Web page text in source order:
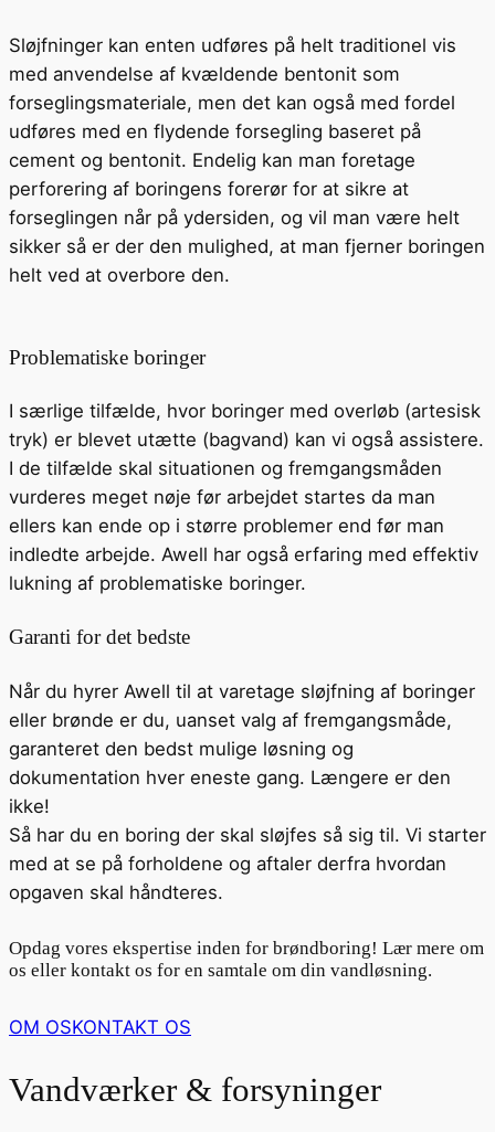
Sløjfninger kan enten udføres på helt traditionel vis
med anvendelse af kvældende bentonit som
forseglingsmateriale, men det kan også med fordel
udføres med en flydende forsegling baseret på
cement og bentonit. Endelig kan man foretage
perforering af boringens forerør for at sikre at
forseglingen når på ydersiden, og vil man være helt
sikker så er der den mulighed, at man fjerner boringen
helt ved at overbore den.
Problematiske boringer
I særlige tilfælde, hvor boringer med overløb (artesisk
tryk) er blevet utætte (bagvand) kan vi også assistere.
I de tilfælde skal situationen og fremgangsmåden
vurderes meget nøje før arbejdet startes da man
ellers kan ende op i større problemer end før man
indledte arbejde. Awell har også erfaring med effektiv
lukning af problematiske boringer.
Garanti for det bedste
Når du hyrer Awell til at varetage sløjfning af boringer
eller brønde er du, uanset valg af fremgangsmåde,
garanteret den bedst mulige løsning og
dokumentation hver eneste gang. Længere er den
ikke!
Så har du en boring der skal sløjfes så sig til. Vi starter
med at se på forholdene og aftaler derfra hvordan
opgaven skal håndteres.
Opdag vores ekspertise inden for brøndboring! Lær mere om
os eller kontakt os for en samtale om din vandløsning.
OM OSKONTAKT OS
Vandværker & forsyninger